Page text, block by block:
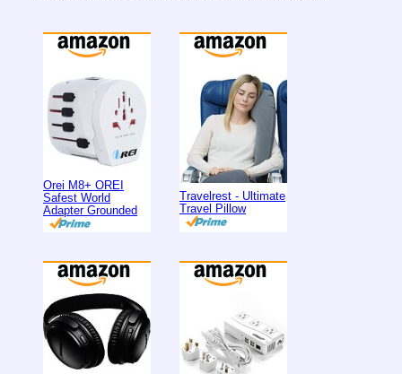
Orei M8+ OREI
Safest World
Adapter Grounded
Travelrest - Ultimate
Travel Pillow